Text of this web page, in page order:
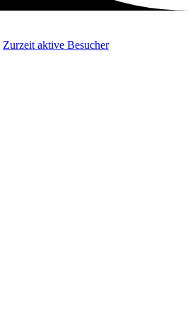
Zurzeit aktive Besucher